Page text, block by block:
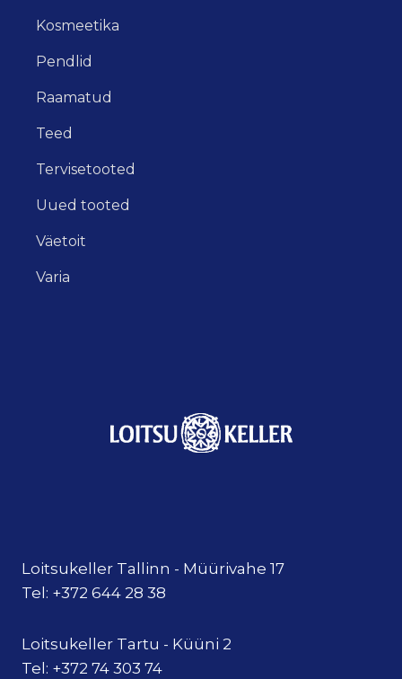
Kosmeetika
Pendlid
Raamatud
Teed
Tervisetooted
Uued tooted
Väetoit
Varia
Loitsukeller Tallinn - Müürivahe 17
Tel: +372 644 28 38
Loitsukeller Tartu - Küüni 2
Tel: +372 74 303 74